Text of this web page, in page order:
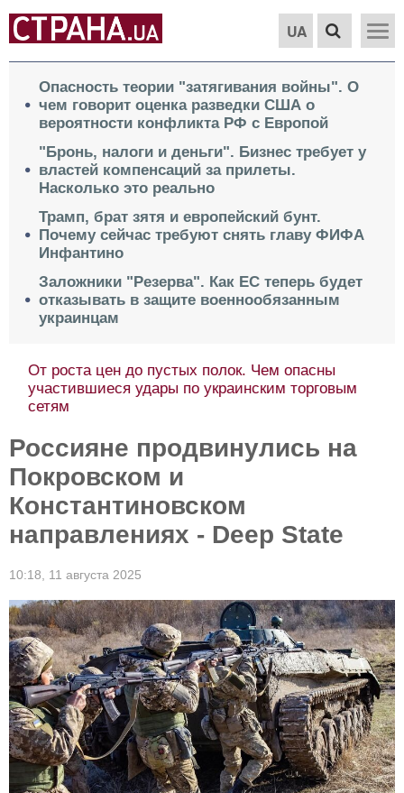
UA
Опасность теории "затягивания войны". О
чем говорит оценка разведки США о
вероятности конфликта РФ с Европой
"Бронь, налоги и деньги". Бизнес требует у
властей компенсаций за прилеты.
Насколько это реально
Трамп, брат зятя и европейский бунт.
Почему сейчас требуют снять главу ФИФА
Инфантино
Заложники "Резерва". Как ЕС теперь будет
отказывать в защите военнообязанным
украинцам
От роста цен до пустых полок. Чем опасны
участившиеся удары по украинским торговым
сетям
Россияне продвинулись на
Покровском и
Константиновском
направлениях - Deep State
10:18, 11 августа 2025